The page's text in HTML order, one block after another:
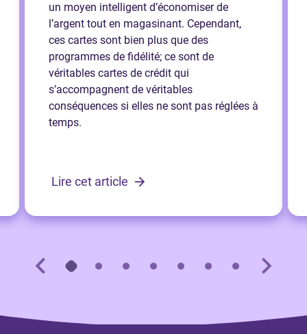
un moyen intelligent d’économiser de
l’argent tout en magasinant. Cependant,
ces cartes sont bien plus que des
programmes de fidélité; ce sont de
véritables cartes de crédit qui
s’accompagnent de véritables
conséquences si elles ne sont pas réglées à
temps.
Lire cet article